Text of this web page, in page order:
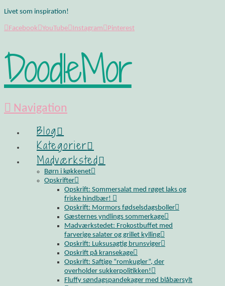
Livet som inspiration!
Facebook YouTube Instagram Pinterest
DoodleMor
Navigation
Blog
Kategorier
Madværksted
Børn i køkkenet
Opskrifter
Opskrift: Sommersalat med røget laks og
friske hindbær!
Opskrift: Mormors fødselsdagsboller
Gæsternes yndlings sommerkage
Madværkstedet: Frokostbuffet med
farverige salater og grillet kylling
Opskrift: Luksusagtig brunsviger
Opskrift på kransekage
Opskrift: Saftige “romkugler”, der
overholder sukkerpolitikken!
Fluffy søndagspandekager med blåbærsylt